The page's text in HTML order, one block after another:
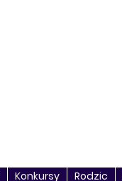
Konkursy Rodzic